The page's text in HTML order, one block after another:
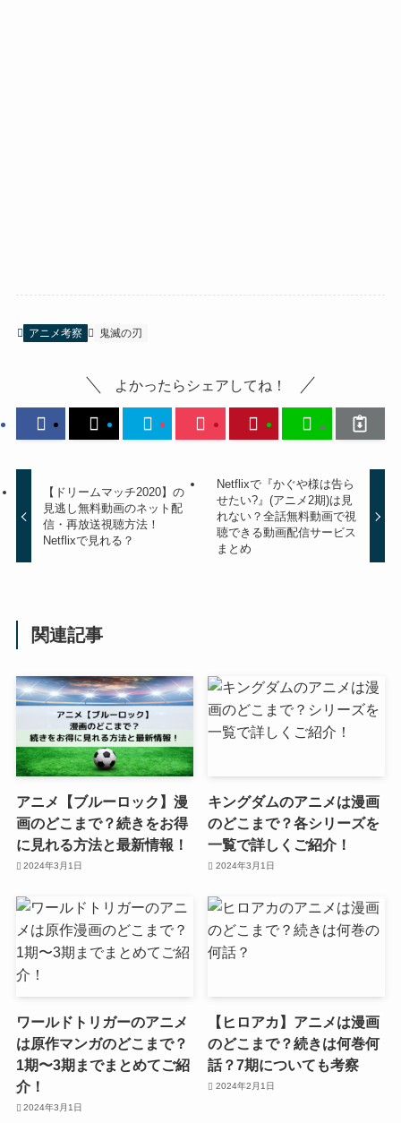
アニメ考察 鬼滅の刃
よかったらシェアしてね！
【ドリームマッチ2020】の
見逃し無料動画のネット配
信・再放送視聴方法！
Netflixで見れる？
Netflixで『かぐや様は告ら
せたい?』(アニメ2期)は見
れない？全話無料動画で視
聴できる動画配信サービス
まとめ
関連記事
アニメ【ブルーロック】漫
画のどこまで？続きをお得
に見れる方法と最新情報！
2024年3月1日
キングダムのアニメは漫画
のどこまで？各シリーズを
一覧で詳しくご紹介！
2024年3月1日
ワールドトリガーのアニメ
は原作マンガのどこまで？
1期〜3期までまとめてご紹
介！
2024年3月1日
【ヒロアカ】アニメは漫画
のどこまで？続きは何巻何
話？7期についても考察
2024年2月1日